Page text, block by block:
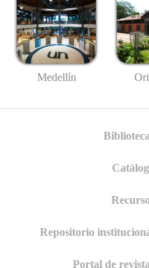
Medellín
Repositorio
Portal de